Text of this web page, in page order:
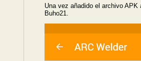
Una vez añadido el archivo
Buho21.